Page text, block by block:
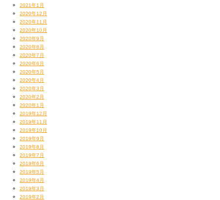
2021年1月
2020年12月
2020年11月
2020年10月
2020年9月
2020年8月
2020年7月
2020年6月
2020年5月
2020年4月
2020年3月
2020年2月
2020年1月
2019年12月
2019年11月
2019年10月
2019年9月
2019年8月
2019年7月
2019年6月
2019年5月
2019年4月
2019年3月
2019年2月